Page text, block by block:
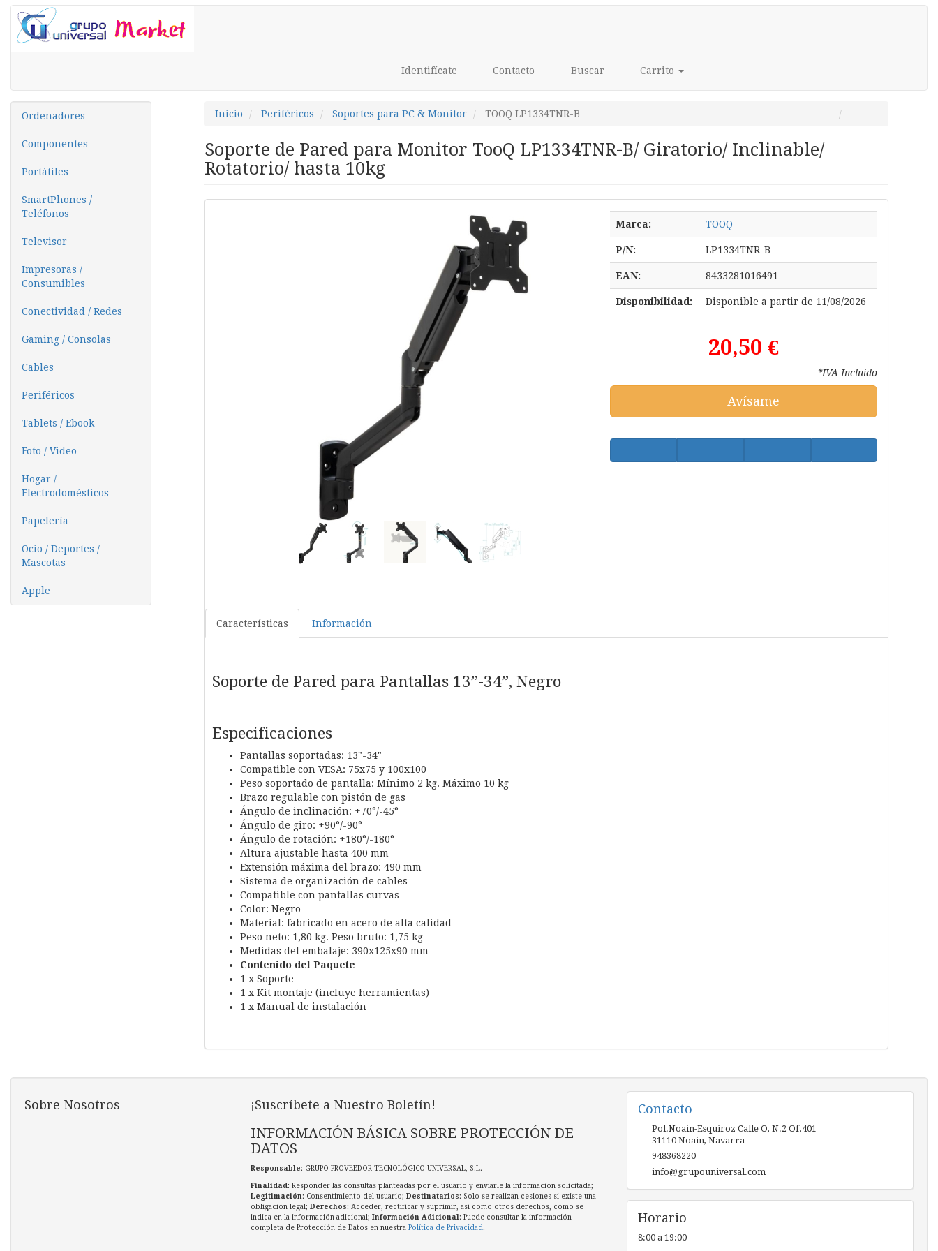
Identifícate Contacto Buscar Carrito
Ordenadores
Componentes
Portátiles
SmartPhones /
Teléfonos
Televisor
Impresoras /
Consumibles
Conectividad / Redes
Gaming / Consolas
Cables
Periféricos
Tablets / Ebook
Foto / Video
Hogar /
Electrodomésticos
Papelería
Ocio / Deportes /
Mascotas
Apple
Inicio Periféricos Soportes para PC & Monitor TOOQ LP1334TNR-B
Soporte de Pared para Monitor TooQ LP1334TNR-B/ Giratorio/ Inclinable/
Rotatorio/ hasta 10kg
Marca: TOOQ
P/N: LP1334TNR-B
EAN: 8433281016491
Disponibilidad: Disponible a partir de 11/08/2026
20,50 €
*IVA Incluido
Avísame
Características Información
Soporte de Pared para Pantallas 13”-34”, Negro
Especificaciones
Pantallas soportadas: 13"-34"
Compatible con VESA: 75x75 y 100x100
Peso soportado de pantalla: Mínimo 2 kg. Máximo 10 kg
Brazo regulable con pistón de gas
Ángulo de inclinación: +70°/-45°
Ángulo de giro: +90°/-90°
Ángulo de rotación: +180°/-180°
Altura ajustable hasta 400 mm
Extensión máxima del brazo: 490 mm
Sistema de organización de cables
Compatible con pantallas curvas
Color: Negro
Material: fabricado en acero de alta calidad
Peso neto: 1,80 kg. Peso bruto: 1,75 kg
Medidas del embalaje: 390x125x90 mm
Contenido del Paquete
1 x Soporte
1 x Kit montaje (incluye herramientas)
1 x Manual de instalación
Sobre Nosotros ¡Suscríbete a Nuestro Boletín!
INFORMACIÓN BÁSICA SOBRE PROTECCIÓN DE
DATOS
Responsable: GRUPO PROVEEDOR TECNOLÓGICO UNIVERSAL, S.L.
Finalidad: Responder las consultas planteadas por el usuario y enviarle la información solicitada;
Legitimación: Consentimiento del usuario; Destinatarios: Solo se realizan cesiones si existe una
obligación legal; Derechos: Acceder, rectificar y suprimir, así como otros derechos, como se
indica en la información adicional; Información Adicional: Puede consultar la información
completa de Protección de Datos en nuestra Política de Privacidad.
Contacto
Pol.Noain-Esquiroz Calle O, N.2 Of.401
31110 Noain, Navarra
948368220
info@grupouniversal.com
Horario
8:00 a 19:00